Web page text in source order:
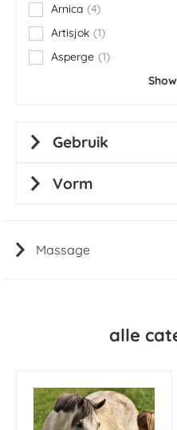
alle
Massage
Arnica 4
items
Artisjok 1
item
Asperge 1
item
Gebruik
Vorm